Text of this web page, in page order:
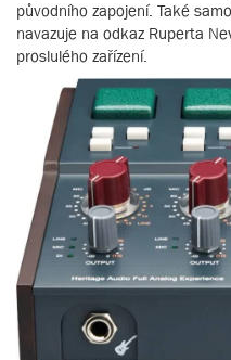
původního zapojení. Také
navazuje na odkaz Ruperta
proslulého zařízení.